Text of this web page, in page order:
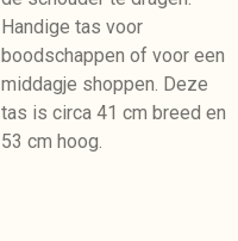
Handige tas voor
boodschappen of voor een
middagje shoppen. Deze
tas is circa 41 cm breed en
53 cm hoog.